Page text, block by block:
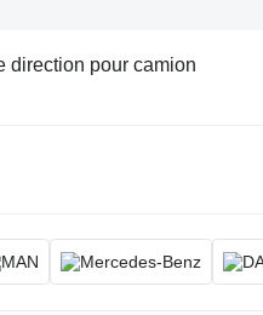
direction pour camion